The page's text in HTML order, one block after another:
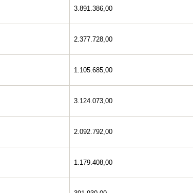
3.891.386,00
2.377.728,00
1.105.685,00
3.124.073,00
2.092.792,00
1.179.408,00